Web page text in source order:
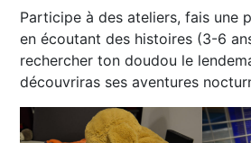
Participe à des ateliers, fais une
en écoutant des histoires (3-6
rechercher ton doudou le
découvriras ses aventures